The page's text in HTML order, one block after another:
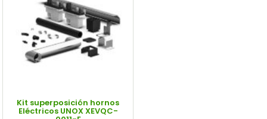
Kit superposición hornos
Eléctricos UNOX XEVQC-